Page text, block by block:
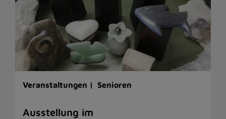
Veranstaltungen | Senioren
Ausstellung im